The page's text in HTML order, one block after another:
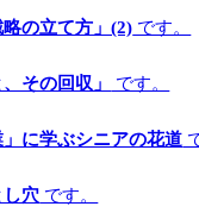
略の立て方」(2) です。
その回収」 です。
に学ぶシニアの花道
し穴 です。